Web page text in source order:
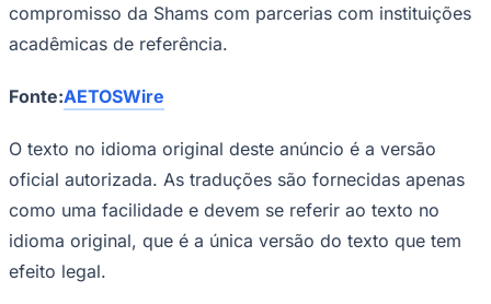
compromisso da Shams com parcerias com instituições
acadêmicas de referência.
Fonte:AETOSWire
O texto no idioma original deste anúncio é a versão
oficial autorizada. As traduções são fornecidas apenas
como uma facilidade e devem se referir ao texto no
idioma original, que é a única versão do texto que tem
efeito legal.